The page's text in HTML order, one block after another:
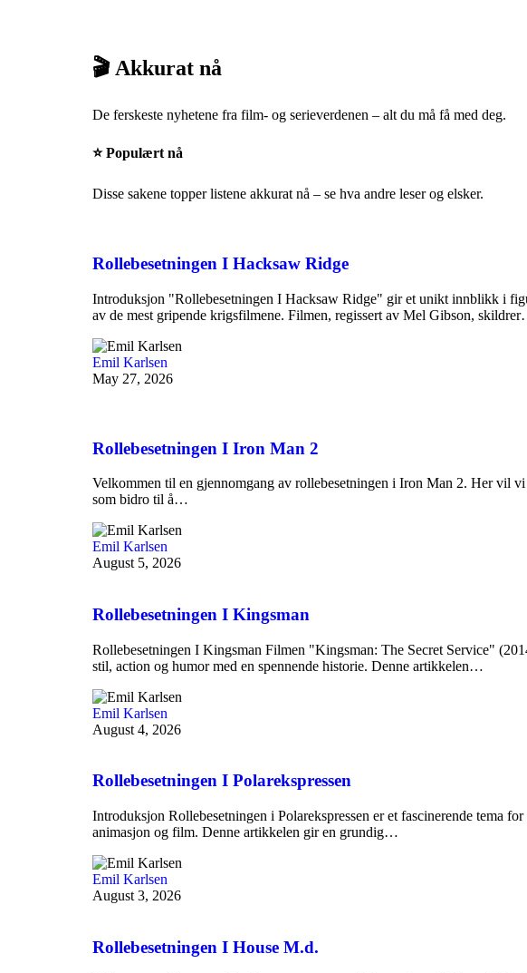
🎬 Akkurat nå
De ferskeste nyhetene fra film- og serieverdenen – alt du må få med deg.
⭐ Populært nå
Disse sakene topper listene akkurat nå – se hva andre leser og elsker.
Rollebesetningen I Hacksaw Ridge
Introduksjon "Rollebesetningen I Hacksaw Ridge" gir et unikt innblikk i
av de mest gripende krigsfilmene. Filmen, regissert av Mel Gibson,
Emil Karlsen
May 27, 2026
Rollebesetningen I Iron Man 2
Velkommen til en gjennomgang av rollebesetningen i Iron Man 2. Her vil vi
som bidro til å…
Emil Karlsen
August 5, 2026
Rollebesetningen I Kingsman
Rollebesetningen I Kingsman Filmen "Kingsman: The Secret Service"
stil, action og humor med en spennende historie. Denne artikkelen…
Emil Karlsen
August 4, 2026
Rollebesetningen I Polarekspressen
Introduksjon Rollebesetningen i Polarekspressen er et fascinerende tema
animasjon og film. Denne artikkelen gir en grundig…
Emil Karlsen
August 3, 2026
Rollebesetningen I House M.d.